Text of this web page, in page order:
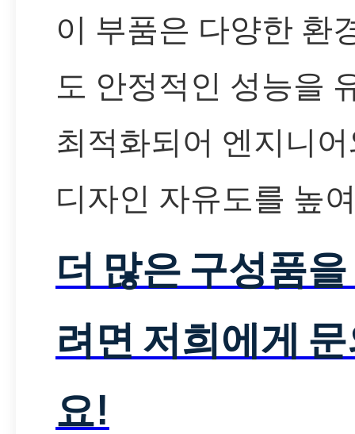
이 부품은 다양한 환
도 안정적인 성능을
최적화되어 엔지니
디자인 자유도를 높
더 많은 구성품
려면 저희에게
요!